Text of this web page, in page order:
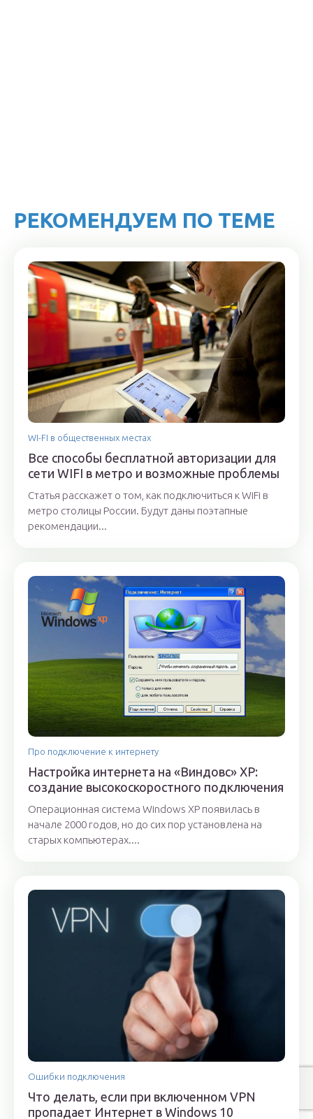
РЕКОМЕНДУЕМ ПО ТЕМЕ
WI-FI в общественных местах
Все способы бесплатной авторизации для
сети WIFI в метро и возможные проблемы
Статья расскажет о том, как подключиться к WiFi в
метро столицы России. Будут даны поэтапные
рекомендации...
Про подключение к интернету
Настройка интернета на «Виндовс» ХР:
создание высокоскоростного подключения
Операционная система Windows XP появилась в
начале 2000 годов, но до сих пор установлена на
старых компьютерах....
Ошибки подключения
Что делать, если при включенном VPN
пропадает Интернет в Windows 10